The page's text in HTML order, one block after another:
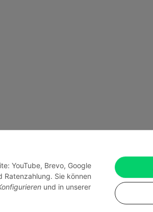
YouTube, Brevo, Google
Ratenzahlung. Sie können
und in unserer